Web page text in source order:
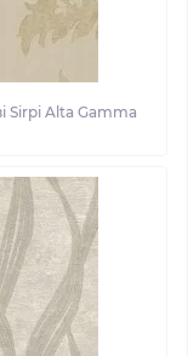
Sirpi Alta Gamma